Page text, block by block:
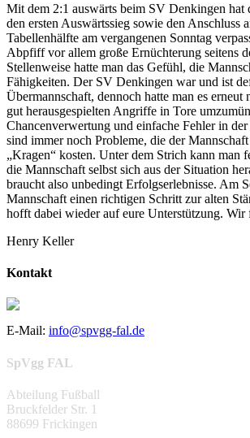
Mit dem 2:1 auswärts beim SV Denkingen hat
den ersten Auswärtssieg sowie den Anschluss
Tabellenhälfte am vergangenen Sonntag
Abpfiff vor allem große Ernüchterung seitens
Stellenweise hatte man das Gefühl, die
Fähigkeiten. Der SV Denkingen war und ist
Übermannschaft, dennoch hatte man es erneut
gut herausgespielten Angriffe in Tore
Chancenverwertung und einfache Fehler in
sind immer noch Probleme, die der
„Kragen“ kosten. Unter dem Strich kann man
die Mannschaft selbst sich aus der Situation
braucht also unbedingt Erfolgserlebnisse. Am
Mannschaft einen richtigen Schritt zur alten
hofft dabei wieder auf eure Unterstützung. Wir
Henry Keller
Kontakt
E-Mail: info@spvgg-fal.de
SpVgg FAL
Abteilung Fußball
Bruckfelder Str. 1
88699 Frickingen